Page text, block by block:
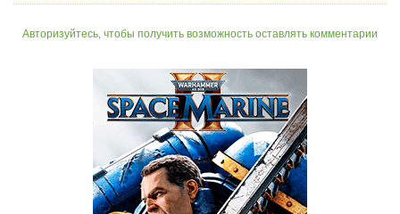
Авторизуйтесь, чтобы получить возможность оставлять комментарии